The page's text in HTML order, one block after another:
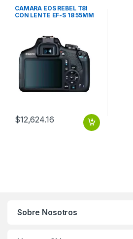
CAMARA EOS REBEL T8I
CON LENTE EF-S 18 55MM
$12,624.16
Sobre Nosotros